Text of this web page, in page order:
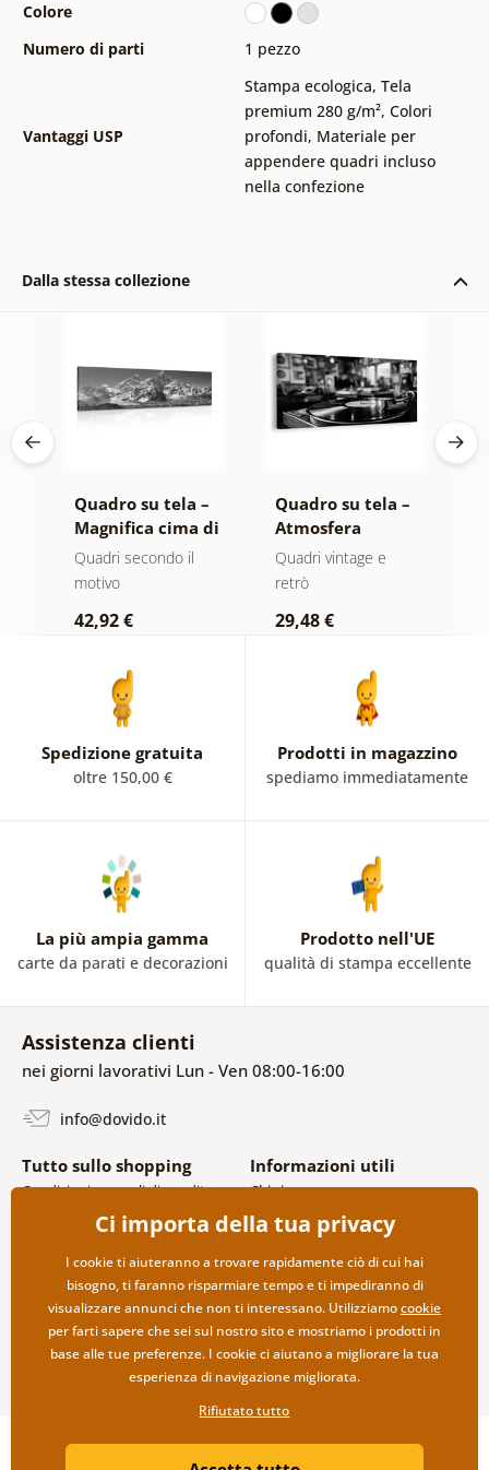
Colore
Numero di parti
1 pezzo
Vantaggi USP
Stampa ecologica, Tela
premium 280 g/m², Colori
profondi, Materiale per
appendere quadri incluso
nella confezione
Dalla stessa collezione
Quadro su tela –
Magnifica cima di
montagna in
bianco e nero
Quadri secondo il
motivo
42,92 €
Quadro su tela –
Atmosfera
musicale
nostalgica
Quadri vintage e
retrò
29,48 €
Spedizione gratuita
oltre 150,00 €
Prodotti in magazzino
spediamo immediatamente
La più ampia gamma
carte da parati e decorazioni
Prodotto nell'UE
qualità di stampa eccellente
Assistenza clienti
nei giorni lavorativi Lun - Ven 08:00-16:00
info@dovido.it
Tutto sullo shopping
Condizioni generali di vendita e
Politica sulla privacy
Opzioni di spedizione e
pagamento
Reso della merce
Informazioni utili
Chi siamo
FAQ
Contatti
Collaborazione all’ingrosso
Copyright ©2019 © Dovido.it.
Ci importa della tua privacy
I cookie ti aiuteranno a trovare rapidamente ciò di cui hai
bisogno, ti faranno risparmiare tempo e ti impediranno di
visualizzare annunci che non ti interessano. Utilizziamocookie
per farti sapere che sei sul nostro sito e mostriamo i prodotti in
base alle tue preferenze. I cookie ci aiutano a migliorare la tua
esperienza di navigazione migliorata.
Rifiutato tutto